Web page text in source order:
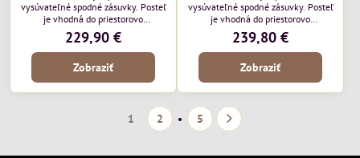
vysúvateľné spodné zásuvky. Posteľ
je vhodná do priestorovo
obmedzených spální. Celková šírka
lôžka je 160 cm. Úložný priestor
tvoria 4x zásuvky na kolieskach, po
dvoch na každej strane. Rozmer
229,90 €
Zobraziť
vysúvateľné spodné zásuvky. Posteľ
je vhodná do priestorovo
obmedzených spální. Celková šírka
lôžka je 180 cm. Úložný priestor
tvoria 4x zásuvky na kolieskach, po
dvoch na každej strane. Rozmer
239,80 €
Zobraziť
1 2 5